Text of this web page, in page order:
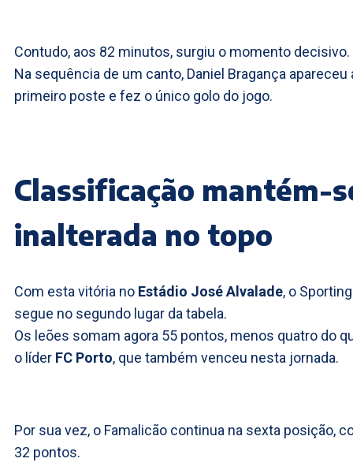
Contudo, aos 82 minutos, surgiu o momento decisivo.
Na sequência de um canto, Daniel Bragança apareceu
primeiro poste e fez o único golo do jogo.
Classificação mantém-
inalterada no topo
Com esta vitória no Estádio José Alvalade, o Sporting
segue no segundo lugar da tabela.
Os leões somam agora 55 pontos, menos quatro do
o líder FC Porto, que também venceu nesta jornada.
Por sua vez, o Famalicão continua na sexta posição,
32 pontos.